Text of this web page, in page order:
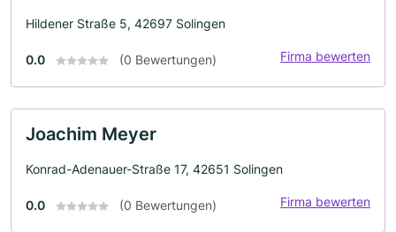
Hildener Straße 5, 42697 Solingen
0.0 (0 Bewertungen) Firma bewerten
Joachim Meyer
Konrad-Adenauer-Straße 17, 42651 Solingen
0.0 (0 Bewertungen) Firma bewerten